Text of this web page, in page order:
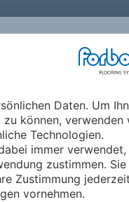
AUSTRIA
NACHHALTIGKEIT
Daten. Um
können, verwenden
Technologien.
immer verwendet,
zustimmen. Sie
Zustimmung
vornehmen.